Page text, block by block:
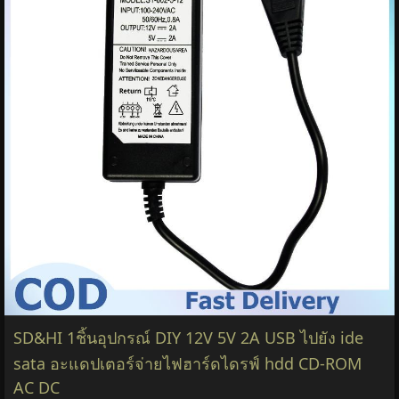
SD&HI 1ชิ้นอุปกรณ์ DIY 12V 5V 2A USB ไปยัง ide
sata อะแดปเตอร์จ่ายไฟฮาร์ดไดรฟ์ hdd CD-ROM
AC DC